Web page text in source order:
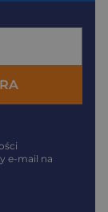
e-mail na